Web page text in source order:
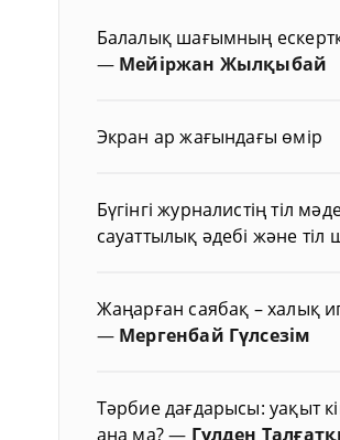
Балалық шағымның
— Мейіржан Жылқыбай
Экран ар жағындағы өмір
Бүгінгі журналистің тіл
сауаттылық әдебі және тіл
Жаңарған саябақ – халық
— Мергенбай Гүлсезім
Тәрбие дағдарысы: уақыт
ана ма?— Гүлден